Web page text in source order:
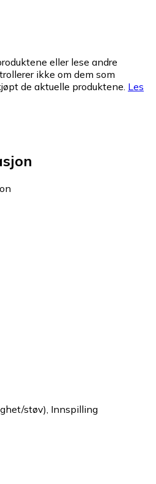
eller lese andre
ikke om dem som
de aktuelle produktene. Les
støv), Innspilling